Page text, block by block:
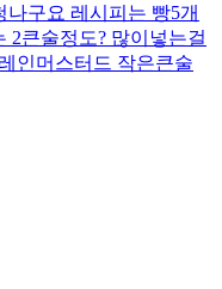
구요 레시피는 빵5개
2큰술정도? 많이넣는걸
인머스터드 작은큰술